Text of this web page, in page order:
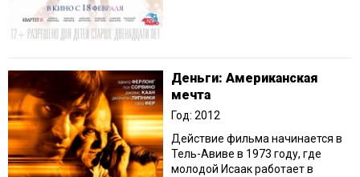
Деньги: Американская
мечта
Год: 2012
Действие фильма начинается в
Тель-Авиве в 1973 году, где
молодой Исаак работает в